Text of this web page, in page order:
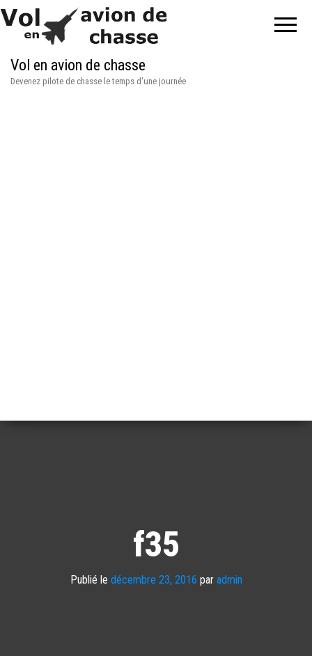
Vol en avion de chasse
Devenez pilote de chasse le temps d'une journée
f35
Publié le décembre 23, 2016 par admin